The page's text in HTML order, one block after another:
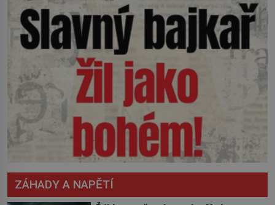
ZÁHADY A NAPĚTÍ